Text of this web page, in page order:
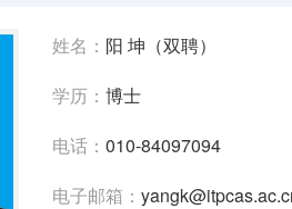
姓名： 阳 坤（双聘）
学历： 博士
电话： 010-84097094
电子邮箱：